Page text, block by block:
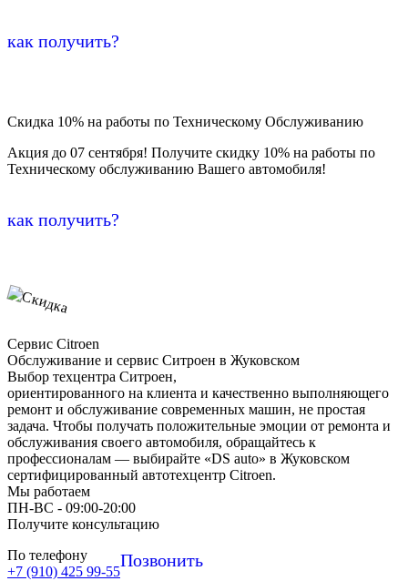
как получить?
Скидка 10% на работы по Техническому Обслуживанию
Акция до 07 сентября! Получите скидку 10% на работы по
Техническому обслуживанию Вашего автомобиля!
как получить?
Сервис Citroen
Обслуживание и сервис Ситроен в Жуковском
Выбор техцентра Ситроен,
ориентированного на клиента и качественно выполняющего
ремонт и обслуживание современных машин, не простая
задача. Чтобы получать положительные эмоции от ремонта и
обслуживания своего автомобиля, обращайтесь к
профессионалам — выбирайте «DS auto» в Жуковском
сертифицированный автотехцентр Citroen.
Мы работаем
ПН-ВC - 09:00-20:00
Получите консультацию
По телефону
+7 (910) 425 99-55
Позвонить